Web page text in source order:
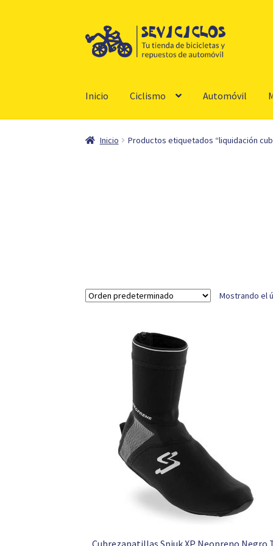
Ir
a
Ir
al
Inicio Ciclismo Automóvil
Inicio Productos etiquetados “liquidación
Mostrando el